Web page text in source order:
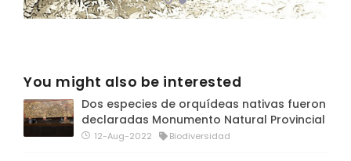
You might also be interested
Dos especies de orquídeas nativas fueron
declaradas Monumento Natural Provincial
12-Aug-2022 Biodiversidad